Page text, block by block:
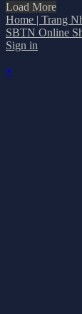
Load More
Home | Trang
SBTN Online
Sign in
×